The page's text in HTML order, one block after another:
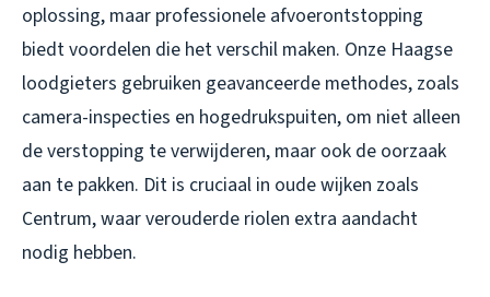
oplossing, maar professionele afvoerontstopping
biedt voordelen die het verschil maken. Onze Haagse
loodgieters gebruiken geavanceerde methodes, zoals
camera-inspecties en hogedrukspuiten, om niet alleen
de verstopping te verwijderen, maar ook de oorzaak
aan te pakken. Dit is cruciaal in oude wijken zoals
Centrum, waar verouderde riolen extra aandacht
nodig hebben.